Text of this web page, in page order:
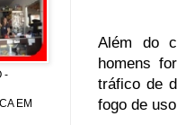
Além do
homens
tráfico de
fogo de
-
EM